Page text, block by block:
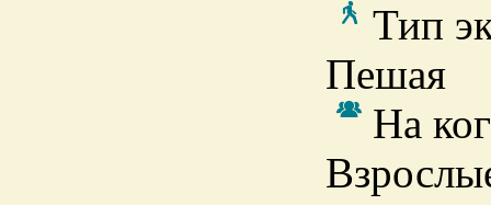
Тип
Пешая
На